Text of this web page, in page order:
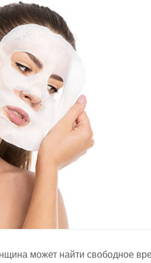
может найти свободное